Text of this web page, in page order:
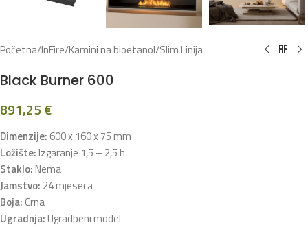
Početna/InFire/Kamini na bioetanol/Slim Linija
Black Burner 600
891,25 €
Dimenzije: 600 x 160 x 75 mm
Ložište:Izgaranje 1,5 – 2,5 h
Staklo:Nema
Jamstvo: 24 mjeseca
Boja: Crna
Ugradnja:Ugradbeni model